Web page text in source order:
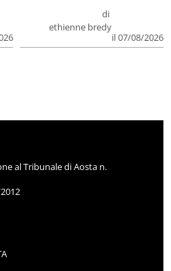
di
ethienne bredy
il 07/08/2026
al Tribunale di Aosta n.